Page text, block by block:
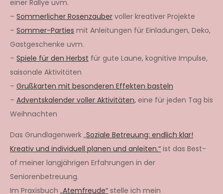
einer Rallye uvm.
– Sommerlicher Rosenzauber voller kreativer Projekte
– Sommer-Parties mit Anleitungen für Einladungen, Deko,
Gastgeschenke uvm.
– Spiele für den Herbst für gute Laune, kognitive Impulse,
saisonale Aktivitäten
– Grußkarten mit besonderen Effekten basteln
– Adventskalender voller Aktivitäten, eine für jeden Tag bis
Weihnachten
Das Grundlagenwerk „Soziale Betreuung: endlich klar!
Kreativ und individuell planen und anleiten.“ ist das Best-
of meiner langjährigen Erfahrungen in der
Seniorenbetreuung.
Im Praxisbuch „Atemfreude“ stelle ich mein